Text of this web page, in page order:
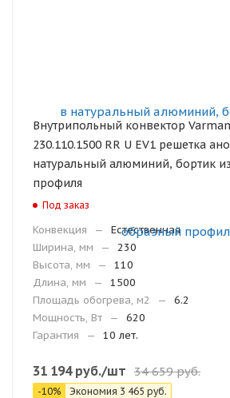
Внутрипольный конвектор
230.110.1500 RR U EV1 решетка
натуральный алюминий, бортик
профиля
Под заказ
Конвекция —
Естественная
Ширина, мм
—
230
Высота, мм
—
110
Длина, мм
—
1500
Площадь обогрева, м2
—
6.2
Мощность, Вт
—
620
Гарантия
— 10 лет.
31 194руб./шт 34 659руб.
-10% Экономия 3 465 руб.